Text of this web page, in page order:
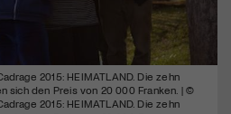
2015: HEIMATLAND. Die zehn
sich den Preis von 20 000 Franken. | ©
2015: HEIMATLAND. Die zehn
Art»!